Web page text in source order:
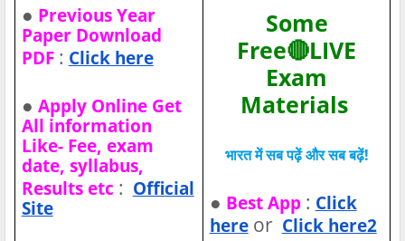
● Previous Year
Paper Download
PDF: Click here
● Apply Online Get
All information
Like- Fee, exam
date, syllabus,
Results etc : Official
Site
Some
Free🔴LIVE
Exam
Materials
भारत में सब पढ़ें और सब बढ़ें!
● Best App: Click
hereor Click here2